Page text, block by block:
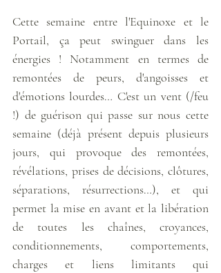
Cette semaine entre l'Equinoxe et le
Portail, ça peut swinguer dans les
énergies ! Notamment en termes de
remontées de peurs, d'angoisses et
d'émotions lourdes… C'est un vent (/feu
!) de guérison qui passe sur nous cette
semaine (déjà présent depuis plusieurs
jours, qui provoque des remontées,
révélations, prises de décisions, clôtures,
séparations, résurrections…), et qui
permet la mise en avant et la libération
de toutes les chaînes, croyances,
conditionnements, comportements,
charges et liens limitants qui